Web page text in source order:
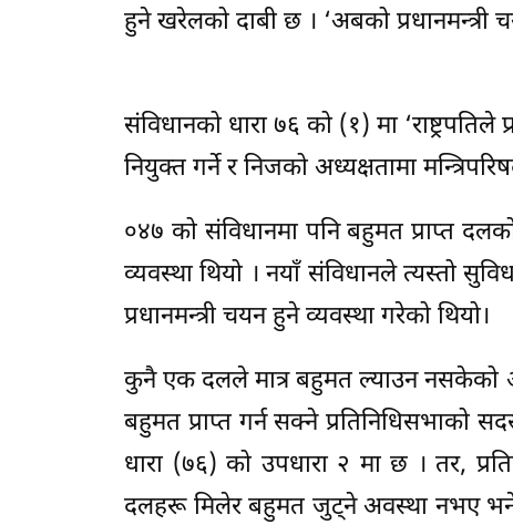
हुने खरेलको दाबी छ । ‘अबको
संविधानको धारा ७६ को (१) मा ‘राष्ट्रपतिले
नियुक्त गर्ने र निजको अध्यक्षतामा
०४७ को संविधानमा पनि बहुमत प्राप्त दलको
व्यवस्था थियो । नयाँ संविधानले त्यस्तो
प्रधानमन्त्री चयन हुने व्यवस्था गरेको थियो।
कुनै एक दलले मात्र बहुमत ल्याउन नसकेको
बहुमत प्राप्त गर्न सक्ने प्रतिनिधिसभाको
धारा (७६) को उपधारा २ मा छ । तर,
दलहरू मिलेर बहुमत जुट्ने अवस्था नभए भने